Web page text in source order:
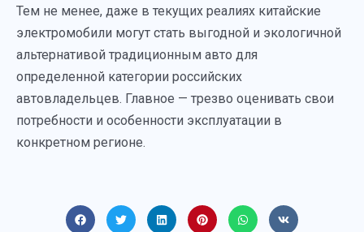
Тем не менее, даже в текущих реалиях китайские
электромобили могут стать выгодной и экологичной
альтернативой традиционным авто для
определенной категории российских
автовладельцев. Главное — трезво оценивать свои
потребности и особенности эксплуатации в
конкретном регионе.